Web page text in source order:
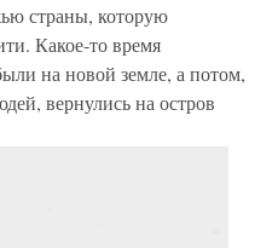
страны, которую
Какое-то время
на новой земле, а потом,
вернулись на остров